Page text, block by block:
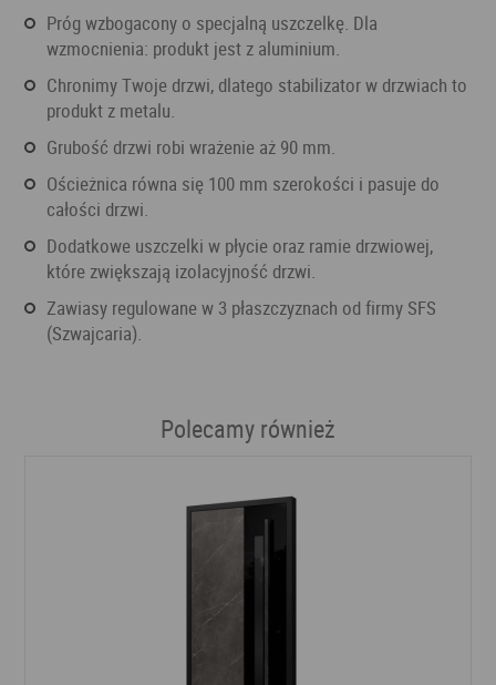
Próg wzbogacony o specjalną uszczelkę. Dla
wzmocnienia: produkt jest z aluminium.
Chronimy Twoje drzwi, dlatego stabilizator w drzwiach to
produkt z metalu.
Grubość drzwi robi wrażenie aż 90 mm.
Ościeżnica równa się 100 mm szerokości i pasuje do
całości drzwi.
Dodatkowe uszczelki w płycie oraz ramie drzwiowej,
które zwiększają izolacyjność drzwi.
Zawiasy regulowane w 3 płaszczyznach od firmy SFS
(Szwajcaria).
Polecamy również